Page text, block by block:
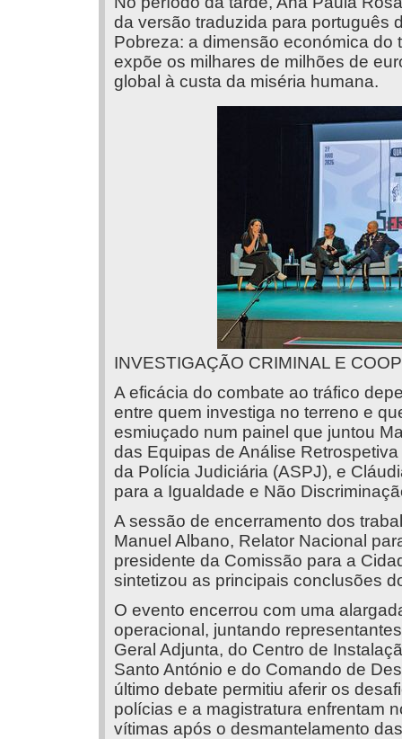
da versão traduzida para português
Pobreza: a dimensão económica do
expõe os milhares de milhões de
global à custa da miséria humana.
INVESTIGAÇÃO CRIMINAL E
A eficácia do combate ao tráfico
entre quem investiga no terreno e
esmiuçado num painel que juntou
das Equipas de Análise
da Polícia Judiciária (ASPJ), e
para a Igualdade e Não
A sessão de encerramento dos
Manuel Albano, Relator Nacional
presidente da Comissão para a
sintetizou as principais conclusões
O evento encerrou com uma
operacional, juntando
Geral Adjunta, do Centro de
Santo António e do Comando de
último debate permitiu aferir os
polícias e a magistratura enfrentam
vítimas após o desmantelamento